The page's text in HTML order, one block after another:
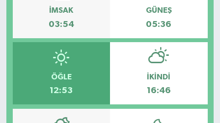
İMSAK
03:54
GÜNEŞ
05:36
ÖĞLE
12:53
İKINDI
16:46